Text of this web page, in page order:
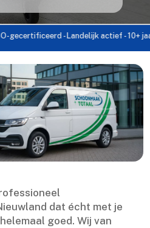
- Landelijk actief - 10+ jaar
dat écht met je
goed.​ Wij van